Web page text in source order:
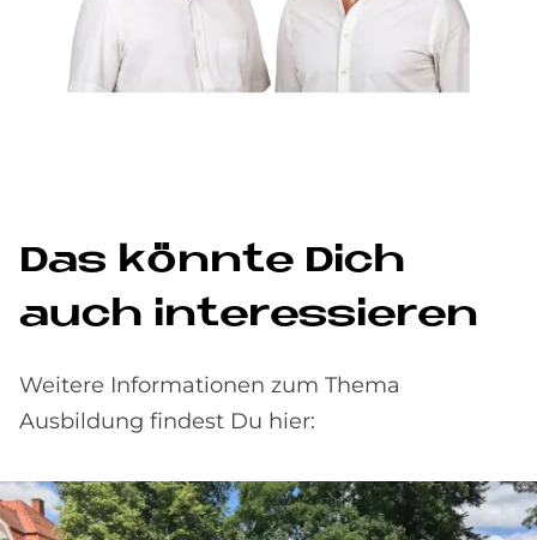
Das könn­te Dich
auch in­ter­es­sie­ren
Weitere Informationen zum Thema
Ausbildung findest Du hier: